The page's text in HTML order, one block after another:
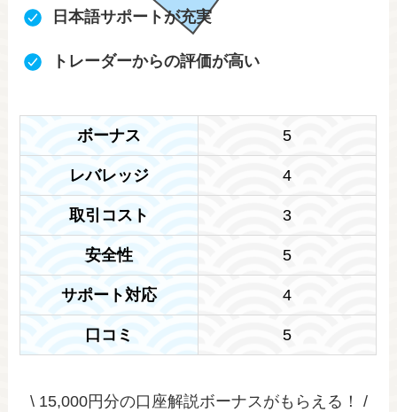
日本語サポートが充実
トレーダーからの評価が高い
ボーナス 5
レバレッジ 4
取引コスト 3
安全性 5
サポート対応 4
口コミ 5
\ 15,000円分の口座解説ボーナスがもらえる！ /